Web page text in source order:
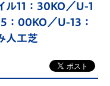
ル11：30KO／U-1
：00KO／U-13：
人工芝